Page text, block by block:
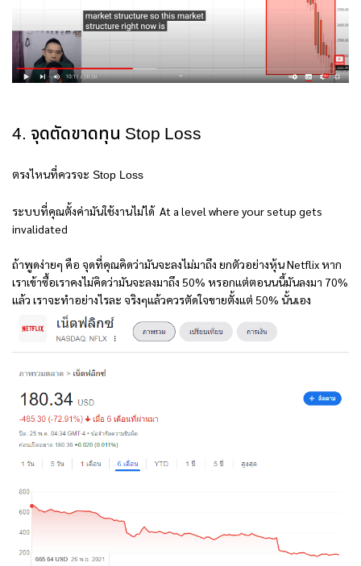
4. จุดตัดขาดทุน Stop Loss
ตรงไหนที่ควรจะ Stop Loss
ระบบที่คุณตั้งค่ามันใช้งานไม่ได้ At a level where your setup gets
invalidated
ถ้าพูดง่ายๆ คือ จุดที่คุณคิดว่ามันจะลงไม่มาถึง ยกตัวอย่างหุ้น Netflix หาก
เราเข้าซื้อเราคงไม่คิดว่ามันจะลงมาถึง 50% หรอกแต่ตอนนนี้มันลงมา 70%
แล้ว เราจะทำอย่างไรละ จริงๆแล้วควรตัดใจขายตั้งแต่ 50% นั้นเอง